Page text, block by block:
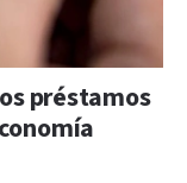
préstamos